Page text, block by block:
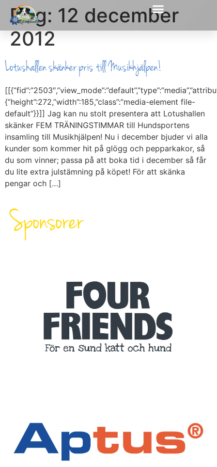
Dag: 12 december
2012
Lotushallen skänker pris till Musikhjälpen!
{”height”:272,”width”:185,”class”:”media-element file-
default”}}]] Jag kan nu stolt presentera att Lotushallen
skänker FEM TRÄNINGSTIMMAR till Hundsportens
insamling till Musikhjälpen! Nu i december bjuder vi alla
kunder som kommer hit på glögg och pepparkakor, så
du som vinner; passa på att boka tid i december så får
du lite extra julstämning på köpet! För att skänka
pengar och […]
Sponsorer